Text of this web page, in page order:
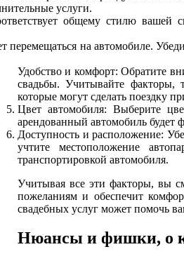
услуги.
общему стилю вашей
перемещаться на автомобиле.
Удобство и комфорт: Обратите
свадьбы. Учитывайте факторы,
которые могут сделать поездку
Цвет автомобиля: Выберите
арендованный автомобиль будет
Доступность и расположение:
учтите местоположение
транспортировкой автомобиля.
Учитывая все эти факторы, вы
пожеланиям и обеспечит
свадебных услуг может помочь
Нюансы и фишки, о